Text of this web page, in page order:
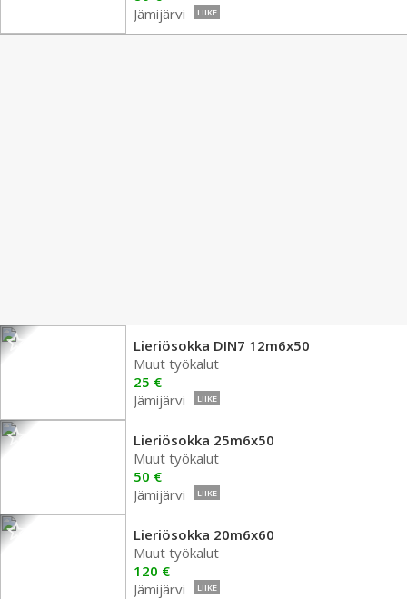
Jämijärvi
LIIKE
Lieriösokka DIN7 12m6x50
Muut työkalut
25 €
Jämijärvi
LIIKE
Lieriösokka 25m6x50
Muut työkalut
50 €
Jämijärvi
LIIKE
Lieriösokka 20m6x60
Muut työkalut
120 €
Jämijärvi
LIIKE